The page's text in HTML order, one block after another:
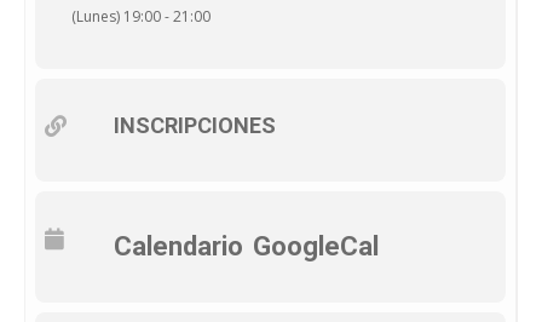
(Lunes) 19:00 - 21:00
INSCRIPCIONES
Calendario GoogleCal